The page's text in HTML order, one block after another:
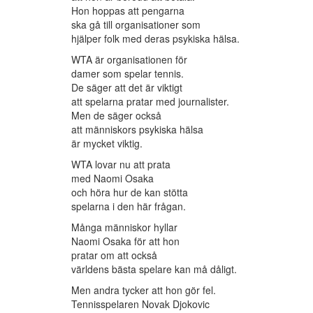
Hon hoppas att pengarna
ska gå till organisationer som
hjälper folk med deras psykiska hälsa.
WTA är organisationen för
damer som spelar tennis.
De säger att det är viktigt
att spelarna pratar med journalister.
Men de säger också
att människors psykiska hälsa
är mycket viktig.
WTA lovar nu att prata
med Naomi Osaka
och höra hur de kan stötta
spelarna i den här frågan.
Många människor hyllar
Naomi Osaka för att hon
pratar om att också
världens bästa spelare kan må dåligt.
Men andra tycker att hon gör fel.
Tennisspelaren Novak Djokovic